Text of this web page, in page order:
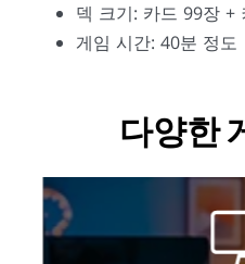
덱 크기: 카드 99장 +
게임 시간: 40분 정도
다양한